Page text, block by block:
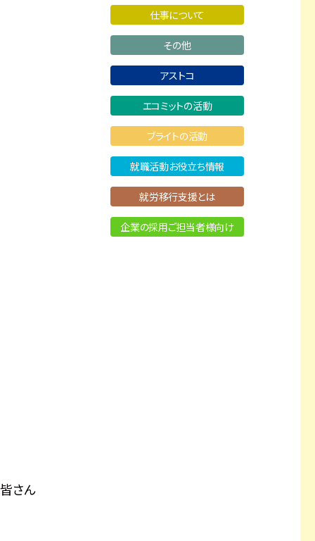
さん
仕事について
その他
アストコ
エコミットの活動
ブライトの活動
就職活動お役立ち情報
就労移行支援とは
企業の採用ご担当者様向け